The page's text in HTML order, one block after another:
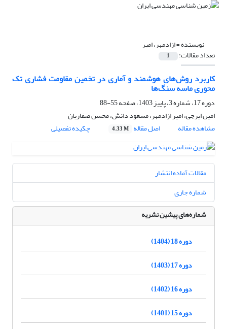
نویسنده =ازادمهر، امیر
تعداد مقالات: 1
کاربرد روش‌های هوشمند و آماری در تخمین مقاومت فشاری تک
محوری ماسه سنگ‌ها
دوره 17، شماره 3، پاییز 1403، صفحه
55-88
امین ایرجی، امیر ازادمهر، مسعود دانش، محسن صفاریان
مشاهده مقاله
اصل مقاله 4.33 M چکیده تفصیلی
مقالات آماده انتشار
شماره جاری
شماره‌های پیشین نشریه
دوره 18 (1404)
دوره 17 (1403)
دوره 16 (1402)
دوره 15 (1401)